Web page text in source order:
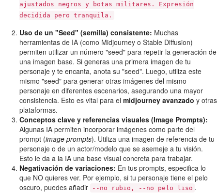
ajustados negros y botas militares. Expresión
decidida pero tranquila.
Uso de un "Seed" (semilla) consistente: Muchas
herramientas de IA (como Midjourney o Stable Diffusion)
permiten utilizar un número "seed" para repetir la generación de
una imagen base. Si generas una primera imagen de tu
personaje y te encanta, anota su "seed". Luego, utiliza este
mismo "seed" para generar otras imágenes del mismo
personaje en diferentes escenarios, asegurando una mayor
consistencia. Esto es vital para el midjourney avanzado y otras
plataformas.
Conceptos clave y referencias visuales (Image Prompts):
Algunas IA permiten incorporar imágenes como parte del
prompt (image prompts). Utiliza una imagen de referencia de tu
personaje o de un actor/modelo que se asemeje a tu visión.
Esto le da a la IA una base visual concreta para trabajar.
Negativación de variaciones: En tus prompts, especifica lo
que NO quieres ver. Por ejemplo, si tu personaje tiene el pelo
oscuro, puedes añadir
--no rubio, --no pelo liso .